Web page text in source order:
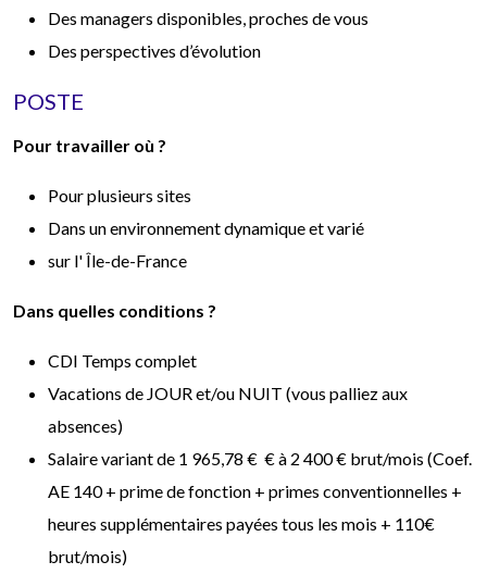
Des managers disponibles, proches de vous
Des perspectives d’évolution
POSTE
Pour travailler où ?
Pourplusieurs sites
Dans unenvironnement dynamique et varié
sur l'Île-de-France
Dans quelles conditions ?
CDI Temps complet
Vacations de JOURet/ou NUIT (vous palliez aux
absences)
Salaire variant de 1 965,78 € € à 2 400 € brut/mois (Coef.
AE 140 + prime de fonction + primes conventionnelles +
heures supplémentaires payées tous les mois + 110€
brut/mois)